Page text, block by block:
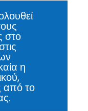
στο
η
από το